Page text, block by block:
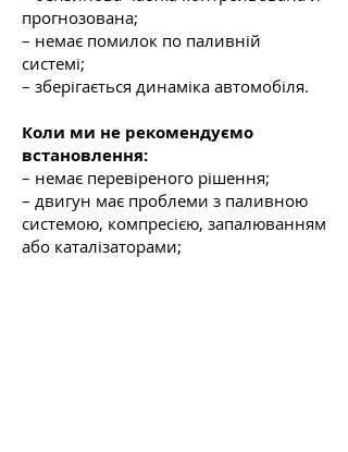
прогнозована;
– немає помилок по паливній
системі;
– зберігається динаміка автомобіля.
Коли ми не рекомендуємо
встановлення:
– немає перевіреного рішення;
– двигун має проблеми з паливною
системою, компресією, запалюванням
або каталізаторами;